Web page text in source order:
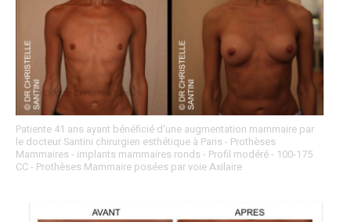
Patiente 41 ans ayant bénéficié d'une augmentation mammaire par
le docteur Santini chirurgien esthétique à Paris - Prothèses
Mammaires - implants mammaires ronds - Profil modéré - 100-175
CC - Prothèses Mammaire posées par voie Axilaire